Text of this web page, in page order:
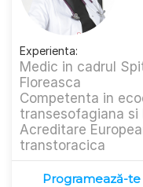
Experienta:
Medic in cadrul
Floreasca
Competenta in
transesofagiana si
Acreditare
transtoracica
Programează-te